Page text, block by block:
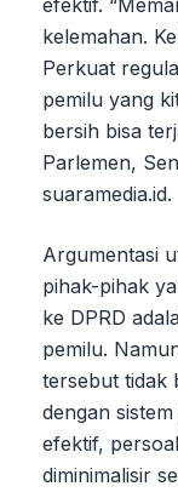
kelemahan.
Perkuat
pemilu yang
bersih bisa
Parlemen,
suaramedia.id.
Argumentasi
pihak-pihak
ke DPRD
pemilu.
tersebut tidak
dengan
efektif,
diminimalisir